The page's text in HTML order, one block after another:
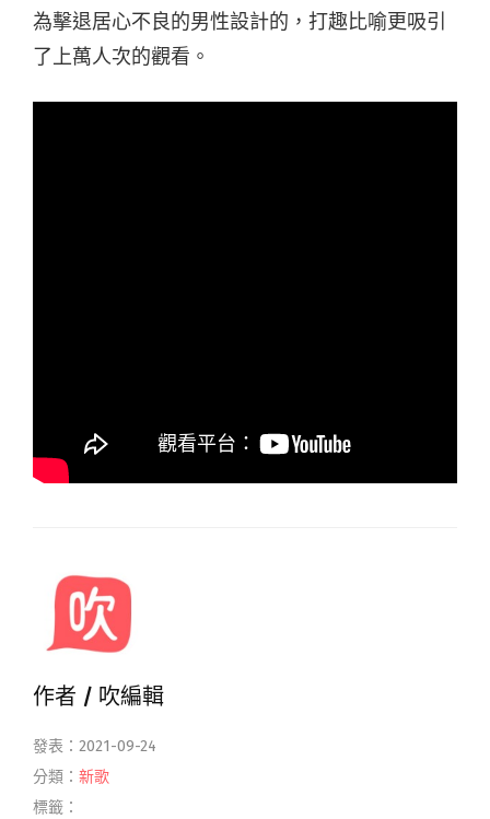
為擊退居心不良的男性設計的，打趣比喻更吸引
了上萬人次的觀看。
作者 / 吹編輯
發表：2021-09-24
分類： 新歌
標籤：